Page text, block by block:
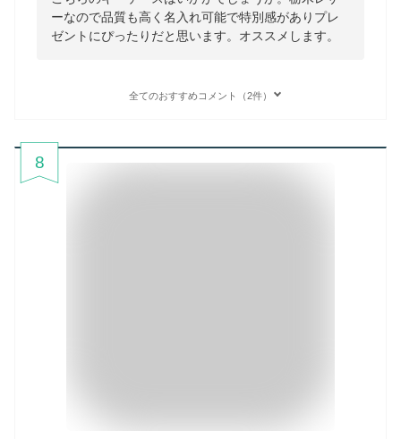
ーなので品質も高く名入れ可能で特別感がありプレ
ゼントにぴったりだと思います。オススメします。
全てのおすすめコメント（2件）
8